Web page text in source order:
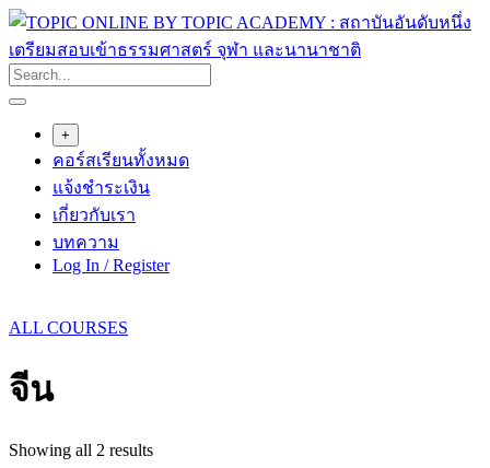
Skip
content
+
คอร์สเรียนทั้งหมด
แจ้งชำระเงิน
เกี่ยวกับเรา
บทความ
Log In / Register
ALL COURSES
จีน
Showing all 2 resultsSorted